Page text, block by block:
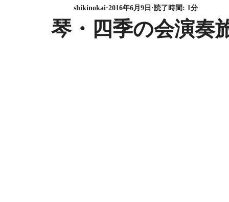
琴・四季の会演
shikinokai 2016年6月9日 読了時間: 1分